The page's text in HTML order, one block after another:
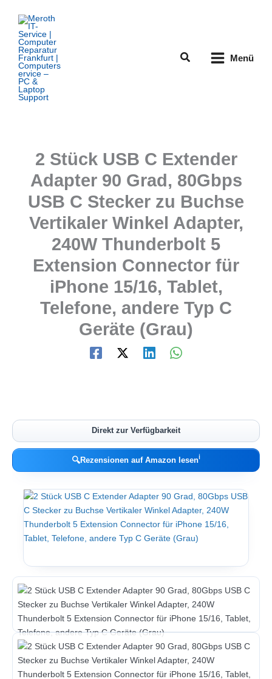
Inhalt
springen
Suchen Menü
2 Stück USB C Extender
Adapter 90 Grad, 80Gbps
USB C Stecker zu Buchse
Vertikaler Winkel Adapter,
240W Thunderbolt 5
Extension Connector für
iPhone 15/16, Tablet,
Telefone, andere Typ C
Geräte (Grau)
Direkt zur Verfügbarkeit
🔍Rezensionen auf Amazon lesenℹ︎